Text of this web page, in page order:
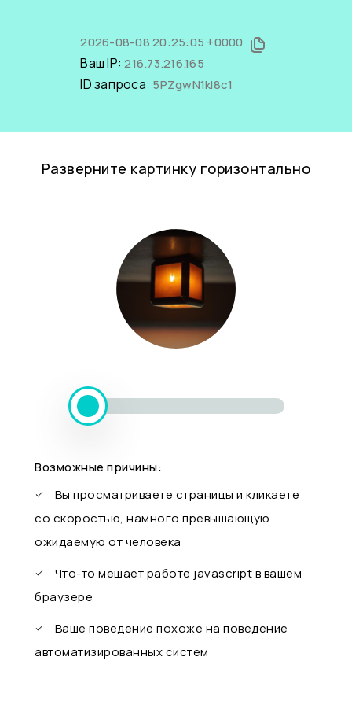
2026-08-08 20:25:05 +0000
Ваш IP:216.73.216.165
ID запроса: 5PZgwN1kl8c1
Разверните картинку горизонтально
Возможные причины:
Вы просматриваете страницы и кликаете
со скоростью, намного превышающую
ожидаемую от человека
Что-то мешает работе javascript в вашем
браузере
Ваше поведение похоже на поведение
автоматизированных систем